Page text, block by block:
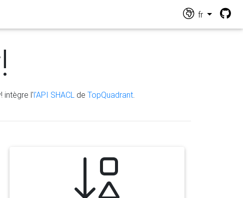
fr
intègre l'l'API SHACL de TopQuadrant.